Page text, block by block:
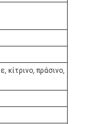
κίτρινο, πράσινο,